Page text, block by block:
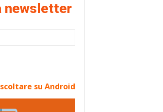
newsletter
su Android